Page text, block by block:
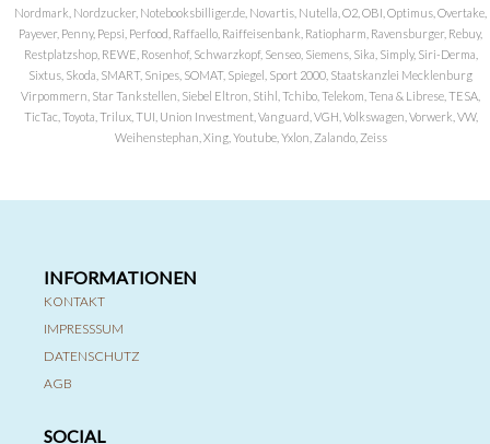
Nordmark, Nordzucker, Notebooksbilliger.de, Novartis, Nutella, O2, OBI, Optimus, Overtake,
Payever, Penny, Pepsi, Perfood, Raffaello, Raiffeisenbank, Ratiopharm, Ravensburger, Rebuy,
Restplatzshop, REWE, Rosenhof, Schwarzkopf, Senseo, Siemens, Sika, Simply, Siri-Derma,
Sixtus, Skoda, SMART, Snipes, SOMAT, Spiegel, Sport 2000, Staatskanzlei Mecklenburg
Virpommern, Star Tankstellen, Siebel Eltron, Stihl, Tchibo, Telekom, Tena & Librese, TESA,
TicTac, Toyota, Trilux, TUI, Union Investment, Vanguard, VGH, Volkswagen, Vorwerk, VW,
Weihenstephan, Xing, Youtube, Yxlon, Zalando, Zeiss
INFORMATIONEN
KONTAKT
IMPRESSSUM
DATENSCHUTZ
AGB
SOCIAL